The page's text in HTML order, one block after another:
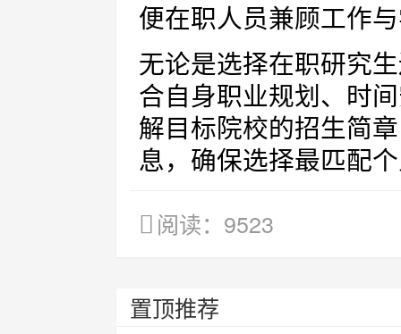
便在职人员兼顾工作
无论是选择在职研究
合自身职业规划、时
解目标院校的招生简
息，确保选择最匹配
阅读：9523
置顶推荐